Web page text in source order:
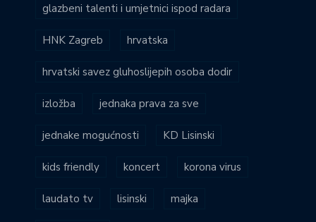
glazbeni talenti i umjetnici ispod radara
HNK Zagreb hrvatska
hrvatski savez gluhoslijepih osoba dodir
izložba jednaka prava za sve
jednake mogućnosti KD Lisinski
kids friendly koncert korona virus
laudato tv lisinski majka